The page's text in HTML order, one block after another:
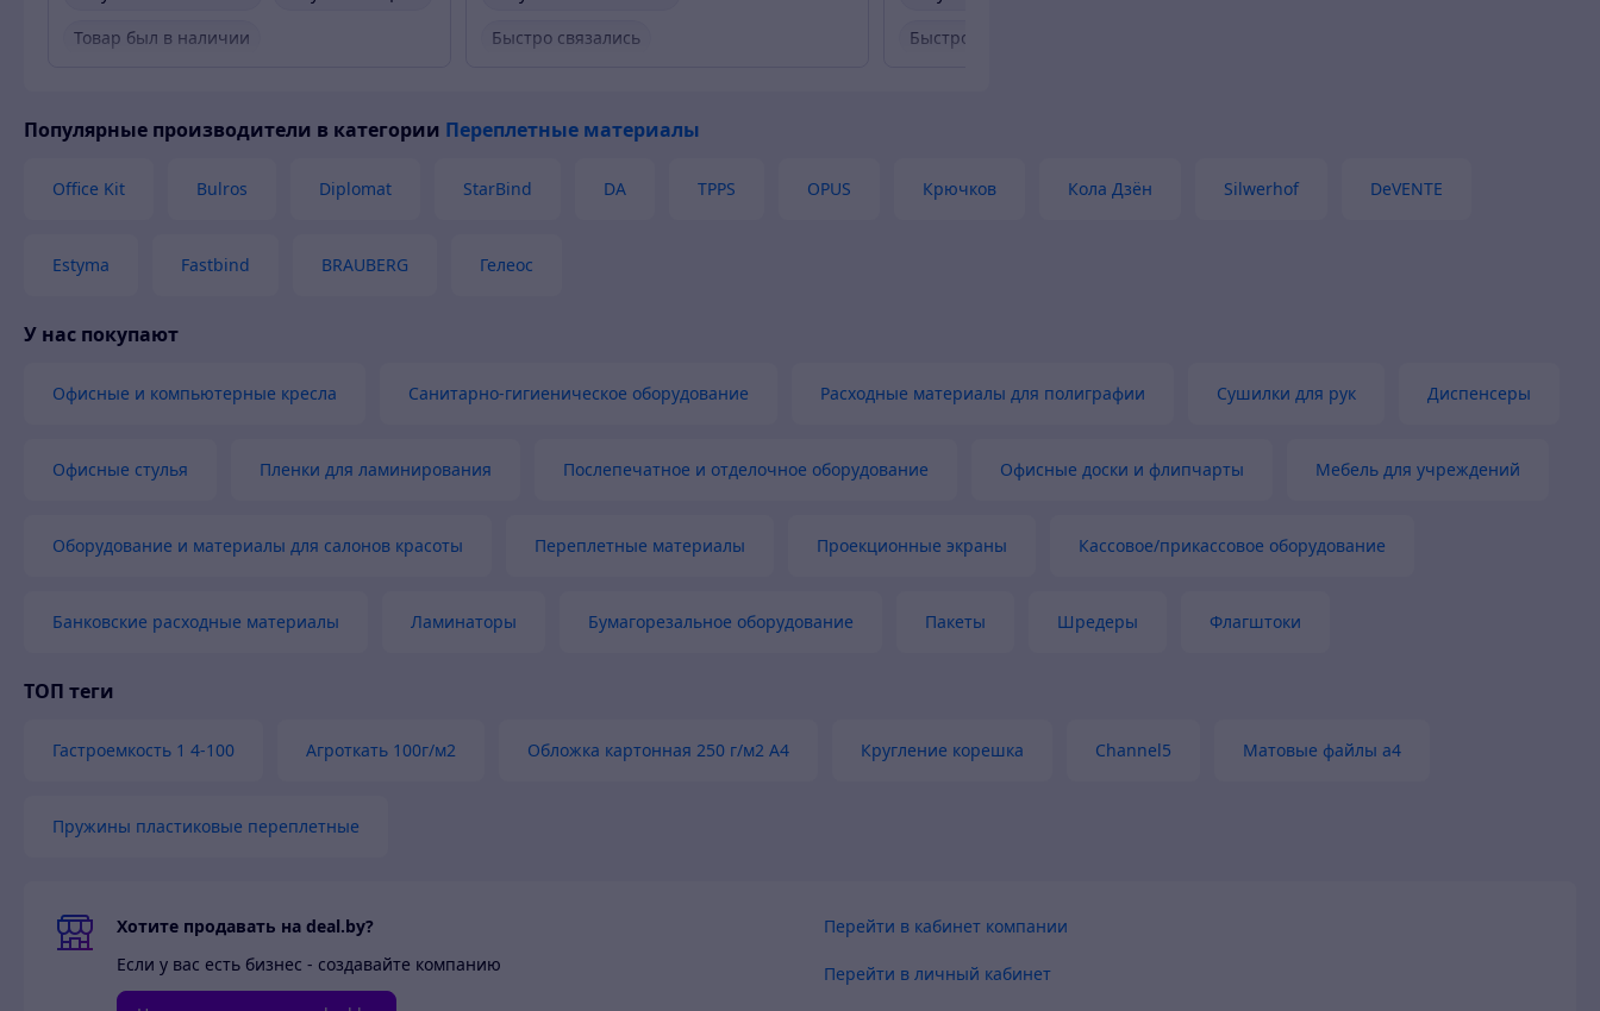
Товар был в наличии
Быстро связались
Вежливый продавец
Актуальная цена
Быстро связались
Популярные производители в категории Переплетные материалы
Office Kit Bulros Diplomat StarBind DA TPPS OPUS Крючков Кола Дзён Silwerhof DeVENTE
Estyma Fastbind BRAUBERG Гелеос
У нас покупают
Офисные и компьютерные кресла Санитарно-гигиеническое оборудование Расходные материалы для полиграфии Сушилки для рук Диспенсеры
Офисные стулья Пленки для ламинирования Послепечатное и отделочное оборудование Офисные доски и флипчарты Мебель для учреждений
Оборудование и материалы для салонов красоты Переплетные материалы Проекционные экраны Кассовое/прикассовое оборудование
Банковские расходные материалы Ламинаторы Бумагорезальное оборудование Пакеты Шредеры Флагштоки
ТОП теги
Гастроемкость 1 4-100 Агроткать 100г/м2 Обложка картонная 250 г/м2 А4 Кругление корешка Channel5 Матовые файлы а4
Пружины пластиковые переплетные
Хотите продавать на deal.by?
Если у вас есть бизнес - создавайте компанию
Перейти в кабинет компании
Перейти в личный кабинет